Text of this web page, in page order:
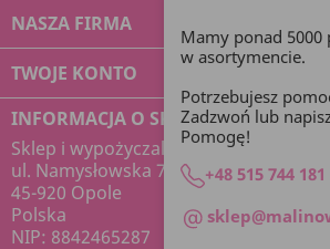
NASZA FIRMA
TWOJE KONTO
INFORMACJA O SKLEPIE
Sklep i wypożyczalnia dekoracji
ul. Namysłowska 7
45-920 Opole
Polska
NIP: 8842465287
Mamy ponad
w asortymencie.
Potrzebujesz
Zadzwoń lub
Pomogę!
+48 515 744 181